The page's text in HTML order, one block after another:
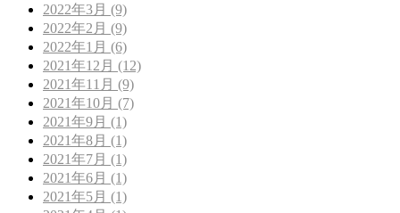
2022年3月 (9)
2022年2月 (9)
2022年1月 (6)
2021年12月 (12)
2021年11月 (9)
2021年10月 (7)
2021年9月 (1)
2021年8月 (1)
2021年7月 (1)
2021年6月 (1)
2021年5月 (1)